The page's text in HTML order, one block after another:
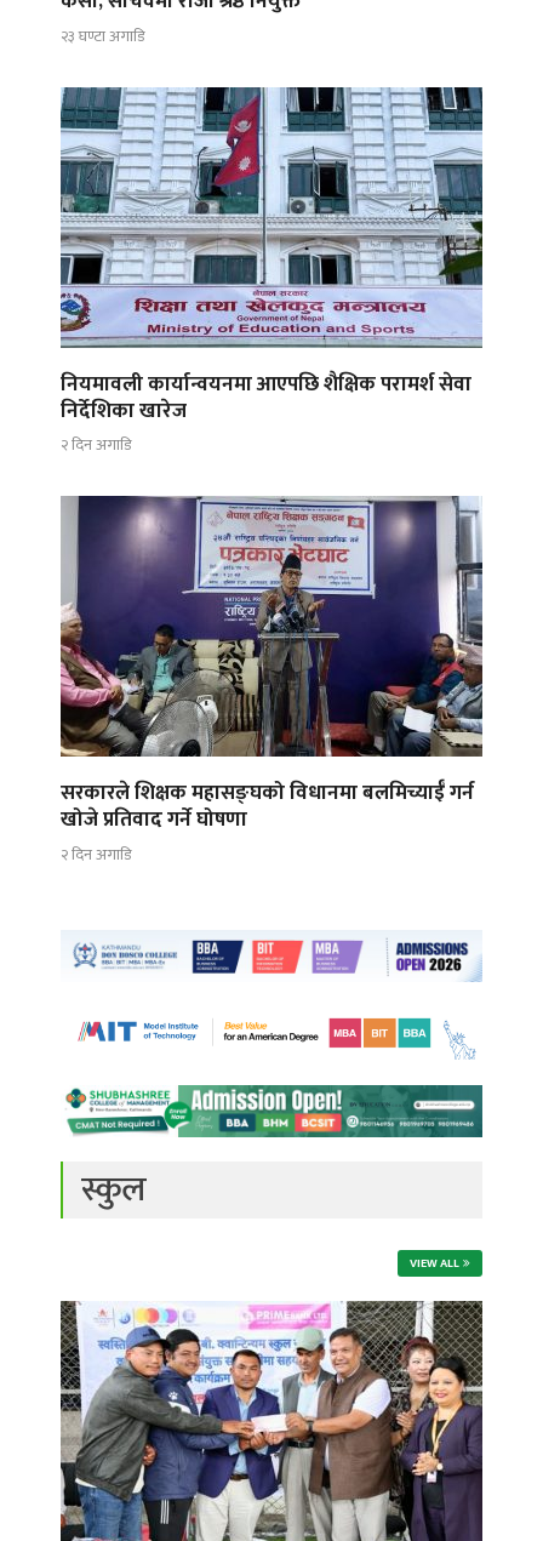
२३ घण्टा अगाडि
नियमावली कार्यान्वयनमा आएपछि शैक्षिक परामर्श सेवा
निर्देशिका खारेज
२ दिन अगाडि
सरकारले शिक्षक महासङ्घको विधानमा बलमिच्याईँ गर्न
खोजे प्रतिवाद गर्ने घोषणा
२ दिन अगाडि
स्कुल
VIEW ALL